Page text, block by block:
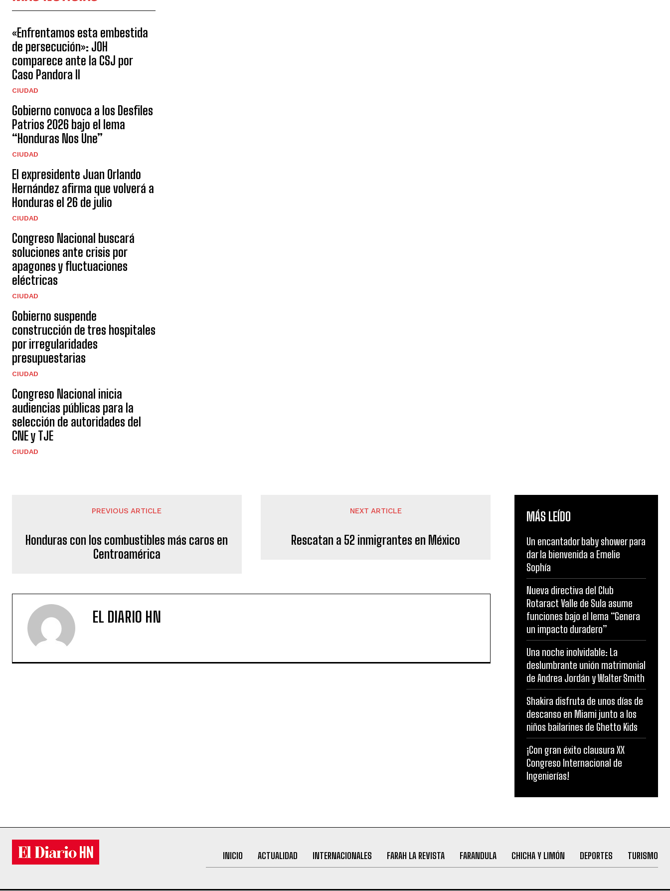
«Enfrentamos esta embestida
de persecución»: JOH
comparece ante la CSJ por
Caso Pandora II
CIUDAD
Gobierno convoca a los Desfiles
Patrios 2026 bajo el lema
“Honduras Nos Une”
CIUDAD
El expresidente Juan Orlando
Hernández afirma que volverá a
Honduras el 26 de julio
CIUDAD
Congreso Nacional buscará
soluciones ante crisis por
apagones y fluctuaciones
eléctricas
CIUDAD
Gobierno suspende
construcción de tres hospitales
por irregularidades
presupuestarias
CIUDAD
Congreso Nacional inicia
audiencias públicas para la
selección de autoridades del
CNE y TJE
CIUDAD
PREVIOUS ARTICLE
Honduras con los combustibles más caros en
Centroamérica
NEXT ARTICLE
Rescatan a 52 inmigrantes en México
EL DIARIO HN
MÁS LEÍDO
Un encantador baby shower para
dar la bienvenida a Emelie
Sophía
Nueva directiva del Club
Rotaract Valle de Sula asume
funciones bajo el lema “Genera
un impacto duradero”
Una noche inolvidable: La
deslumbrante unión matrimonial
de Andrea Jordán y Walter Smith
Shakira disfruta de unos días de
descanso en Miami junto a los
niños bailarines de Ghetto Kids
¡Con gran éxito clausura XX
Congreso Internacional de
Ingenierías!
INICIO ACTUALIDAD INTERNACIONALES FARAH LA REVISTA FARANDULA CHICHA Y LIMÓN DEPORTES TURISMO